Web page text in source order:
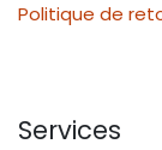
Politique de
Services